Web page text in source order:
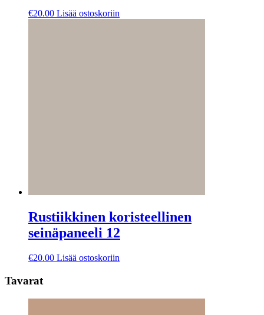
€20.00 Lisää ostoskoriin
Rustiikkinen koristeellinen
seinäpaneeli 12
€20.00 Lisää ostoskoriin
Tavarat